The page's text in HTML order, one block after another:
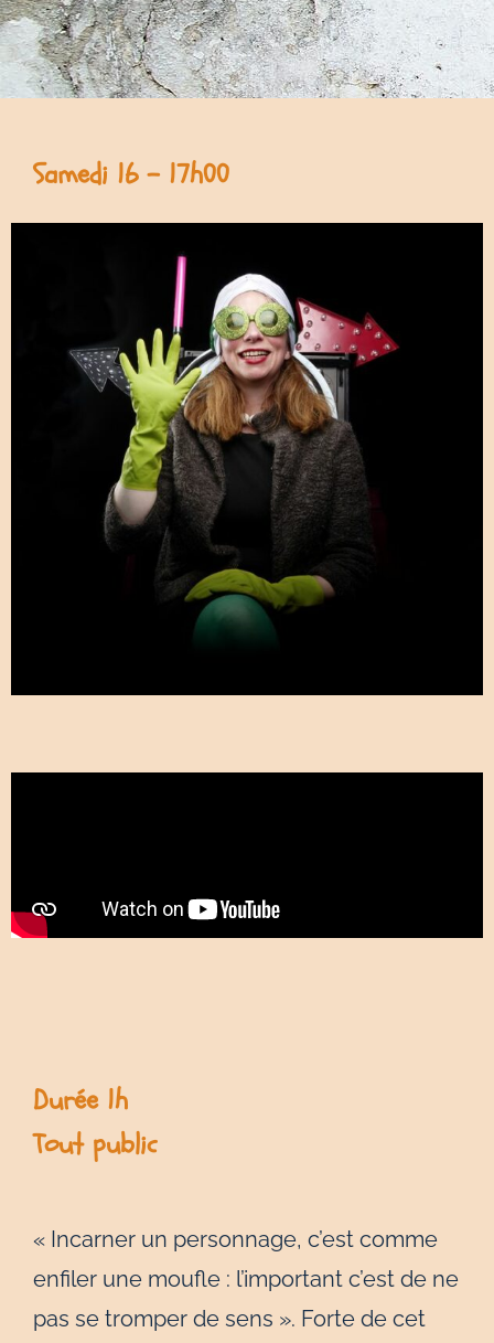
Samedi 16 - 17h00
Durée 1h
Tout public
« Incarner un personnage, c’est comme
enfiler une moufle : l’important c’est de ne
pas se tromper de sens ». Forte de cet